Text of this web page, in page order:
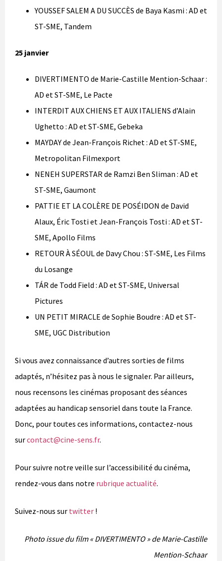
YOUSSEF SALEM A DU SUCCÈS de Baya Kasmi : AD et
ST-SME, Tandem
25 janvier
DIVERTIMENTO de Marie-Castille Mention-Schaar :
AD et ST-SME, Le Pacte
INTERDIT AUX CHIENS ET AUX ITALIENS d’Alain
Ughetto : AD et ST-SME, Gebeka
MAYDAY de Jean-François Richet : AD et ST-SME,
Metropolitan Filmexport
NENEH SUPERSTAR de Ramzi Ben Sliman : AD et
ST-SME, Gaumont
PATTIE ET LA COLÈRE DE POSÉIDON de David
Alaux, Éric Tosti et Jean-François Tosti : AD et ST-
SME, Apollo Films
RETOUR À SÉOUL de Davy Chou : ST-SME, Les Films
du Losange
TÁR de Todd Field : AD et ST-SME, Universal
Pictures
UN PETIT MIRACLE de Sophie Boudre : AD et ST-
SME, UGC Distribution
Si vous avez connaissance d’autres sorties de films
adaptés, n’hésitez pas à nous le signaler. Par ailleurs,
nous recensons les cinémas proposant des séances
adaptées au handicap sensoriel dans toute la France.
Donc, pour toutes ces informations, contactez-nous
surcontact@cine-sens.fr.
Pour suivre notre veille sur l’accessibilité du cinéma,
rendez-vous dans notre rubrique actualité.
Suivez-nous sur twitter !
Photo issue du film « DIVERTIMENTO » de Marie-Castille
Mention-Schaar